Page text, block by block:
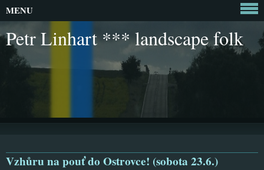
Petr Linhart *** landscape folk
Vzhůru na pouť do Ostrovce! (sobota 23.6.)
MENU